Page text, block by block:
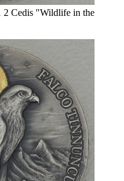
2 Cedis "Wildlife in the